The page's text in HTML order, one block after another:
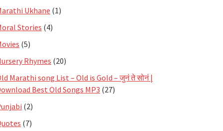
Ukhane (1)
Stories (4)
(5)
Rhymes (20)
Marathi song List – Old is Gold – जुनं ते सोनं |
Best Old Songs MP3 (27)
(2)
(7)